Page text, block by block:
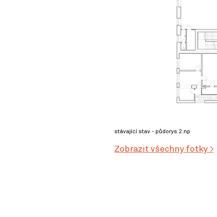
stávající stav - půdorys 2.np
Zobrazit všechny fotky >